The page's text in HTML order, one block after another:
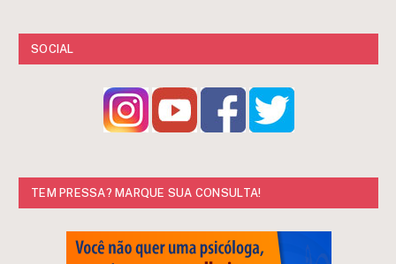
SOCIAL
TEM PRESSA? MARQUE SUA CONSULTA!